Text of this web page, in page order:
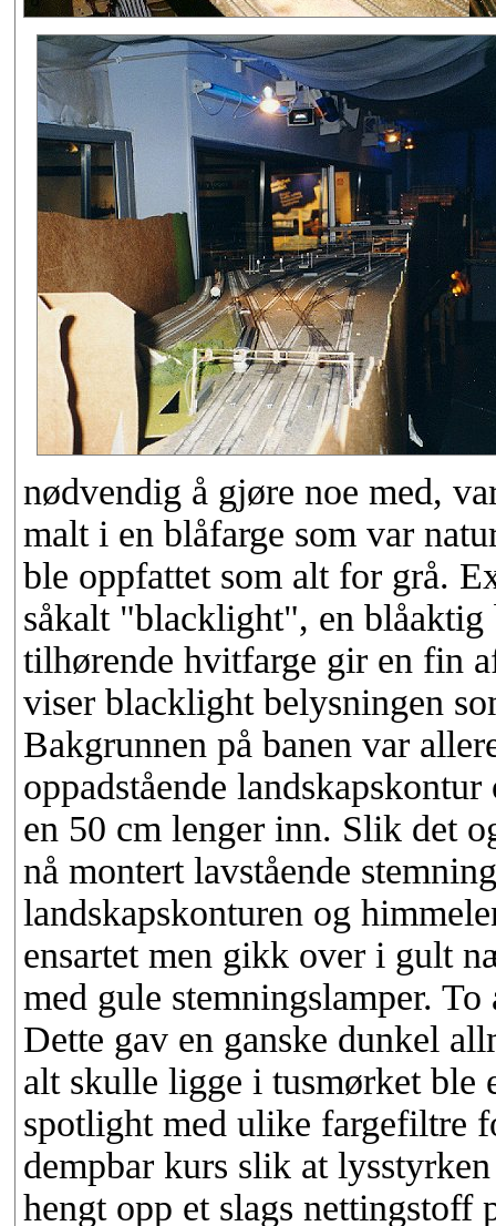
nødvendig å gjøre noe med,
malt i en blåfarge som var
ble oppfattet som alt for grå.
såkalt "blacklight", en blåaktig
tilhørende hvitfarge gir en fin
viser blacklight belysningen
Bakgrunnen på banen var
oppadstående
en 50 cm lenger inn. Slik det
nå montert lavstående
landskapskonturen og
ensartet men gikk over i gult
med gule stemningslamper.
Dette gav en ganske dunkel
alt skulle ligge i tusmørket ble
spotlight med ulike fargefiltre
dempbar kurs slik at
hengt opp et slags nettingstoff